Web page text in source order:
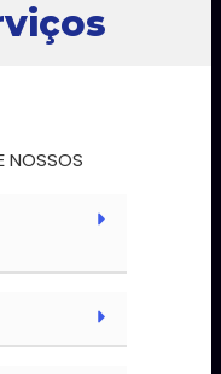
NOSSOS